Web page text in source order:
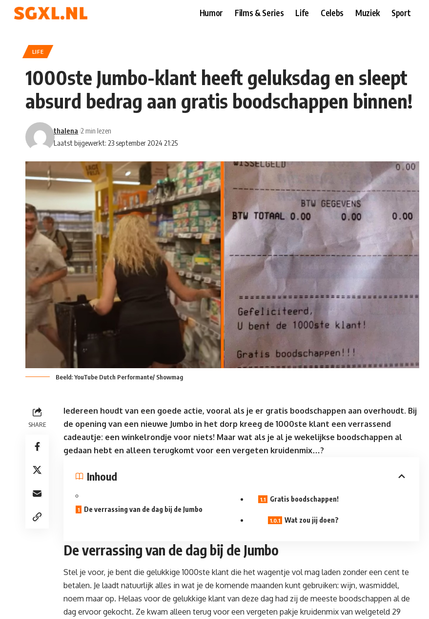
Humor Films & Series Life Celebs Muziek Sport
LIFE
1000ste Jumbo-klant heeft geluksdag en sleept
absurd bedrag aan gratis boodschappen binnen!
Laatst bijgewerkt: 23 september 2024 21:25
thalena 2 min lezen
Beeld: YouTube Dutch Performante/ Showmag
SHARE
Iedereen houdt van een goede actie, vooral als je er gratis boodschappen aan overhoudt. Bij
de opening van een nieuwe Jumbo in het dorp kreeg de 1000ste klant een verrassend
cadeautje: een winkelrondje voor niets! Maar wat als je al je wekelijkse boodschappen al
gedaan hebt en alleen terugkomt voor een vergeten kruidenmix…?
Inhoud
De verrassing van de dag bij de Jumbo
Gratis boodschappen!
Wat zou jij doen?
De verrassing van de dag bij de Jumbo
Stel je voor, je bent die gelukkige 1000ste klant die het wagentje vol mag laden zonder een cent te
betalen. Je laadt natuurlijk alles in wat je de komende maanden kunt gebruiken: wijn, wasmiddel,
noem maar op. Helaas voor de gelukkige klant van deze dag had zij de meeste boodschappen al de
dag ervoor gekocht. Ze kwam alleen terug voor een vergeten pakje kruidenmix van welgeteld 29